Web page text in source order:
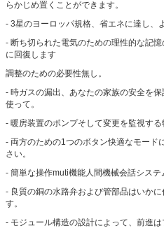
らかじめ置くことができます。
- 3星のヨーロッパ規格、省エネに達し、
- 断ち切られた電気のための理性的な記
に回復します
調整のための必要性無し。
- 時ガスの漏出、あなたの家族の安全を
使って。
- 暖房装置のポンプそして変更を監視する
- 両方のための1つのボタン快適なモード
さい。
- 簡単な操作muti機能人間機械会話システ
- 良質の銅の水路弁および管部品はいか
す。
- モジュール構造の設計によって、前進